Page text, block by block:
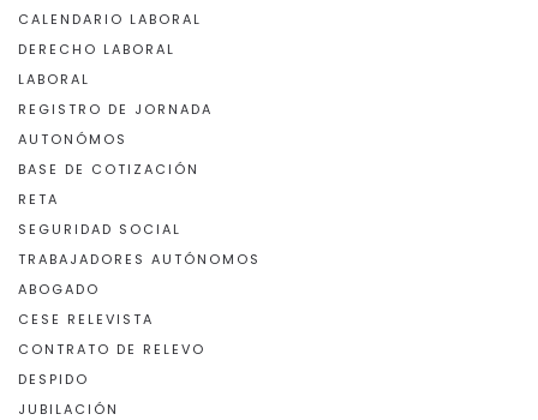
CALENDARIO LABORAL
DERECHO LABORAL
LABORAL
REGISTRO DE JORNADA
AUTONÓMOS
BASE DE COTIZACIÓN
RETA
SEGURIDAD SOCIAL
TRABAJADORES AUTÓNOMOS
ABOGADO
CESE RELEVISTA
CONTRATO DE RELEVO
DESPIDO
JUBILACIÓN